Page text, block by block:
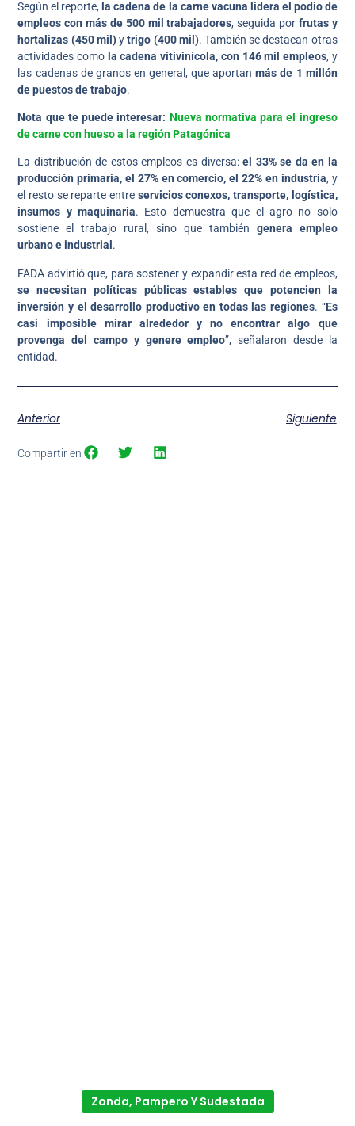
Según el reporte,la cadena de la carne vacuna lidera el podio de
empleos con más de 500 mil trabajadores, seguida por frutas y
hortalizas (450 mil)ytrigo (400 mil). También se destacan otras
actividades como la cadena vitivinícola, con 146 mil empleos, y
las cadenas de granos en general, que aportanmás de 1 millón
de puestos de trabajo.
Nota que te puede interesar: Nueva normativa para el ingreso
de carne con hueso a la región Patagónica
La distribución de estos empleos es diversa:el 33% se da en la
producción primaria, el 27% en comercio, el 22% en industria, y
el resto se reparte entre servicios conexos, transporte, logística,
insumos y maquinaria. Esto demuestra que el agro no solo
sostiene el trabajo rural, sino que también genera empleo
urbano e industrial .
FADA advirtió que, para sostener y expandir esta red de empleos,
se necesitan políticas públicas estables que potencien la
inversión y el desarrollo productivo en todas las regiones. “Es
casi imposible mirar alrededor y no encontrar algo que
provenga del campo y genere empleo”, señalaron desde la
entidad.
Anterior Siguiente
Compartir en
Zonda, Pampero Y Sudestada